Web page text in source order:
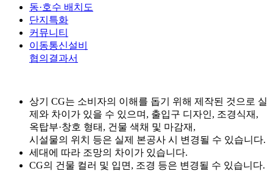
동·호수 배치도
단지특화
커뮤니티
이동통신설비
협의결과서
상기 CG는 소비자의 이해를 돕기 위해 제작된 것으로 실
제와 차이가 있을 수 있으며, 출입구 디자인, 조경식재,
옥탑부·창호 형태, 건물 색채 및 마감재,
시설물의 위치 등은 실제 본공사 시 변경될 수 있습니다.
세대에 따라 조망의 차이가 있습니다.
CG의 건물 컬러 및 입면, 조경 등은 변경될 수 있습니다.